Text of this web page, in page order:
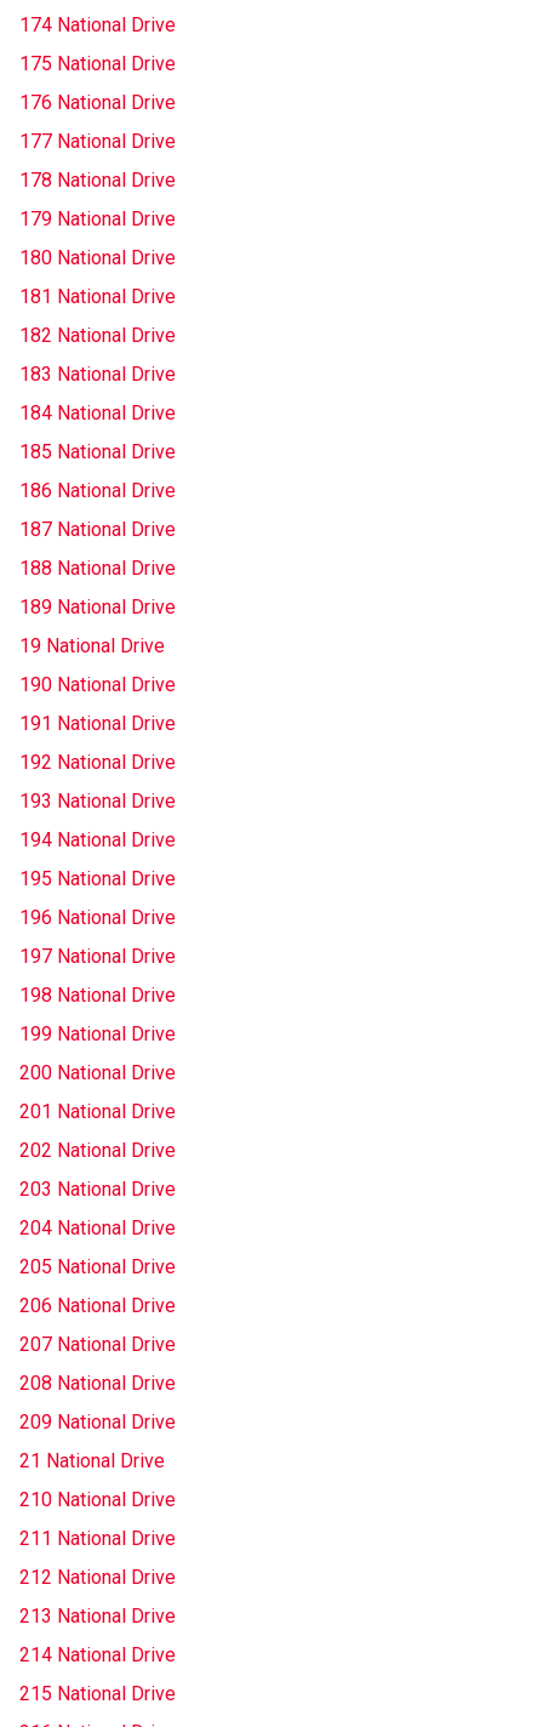
174 National Drive
175 National Drive
176 National Drive
177 National Drive
178 National Drive
179 National Drive
180 National Drive
181 National Drive
182 National Drive
183 National Drive
184 National Drive
185 National Drive
186 National Drive
187 National Drive
188 National Drive
189 National Drive
19 National Drive
190 National Drive
191 National Drive
192 National Drive
193 National Drive
194 National Drive
195 National Drive
196 National Drive
197 National Drive
198 National Drive
199 National Drive
200 National Drive
201 National Drive
202 National Drive
203 National Drive
204 National Drive
205 National Drive
206 National Drive
207 National Drive
208 National Drive
209 National Drive
21 National Drive
210 National Drive
211 National Drive
212 National Drive
213 National Drive
214 National Drive
215 National Drive